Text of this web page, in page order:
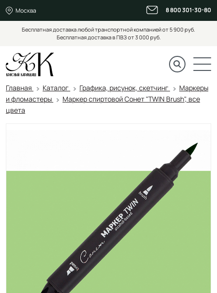
Москва 8 800 301-30-80
Бесплатная доставка любой транспортной компанией от 5 900 руб.
Бесплатная доставка в ПВЗ от 3 000 руб.
Главная Каталог Графика, рисунок, скетчинг
Маркеры
и фломастеры
Маркер спиртовой Сонет "TWIN Brush", все
цвета